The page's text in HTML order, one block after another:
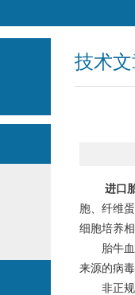
技术
进口
胞、纤维
细胞培养
胎牛血清
来源的病
非正规